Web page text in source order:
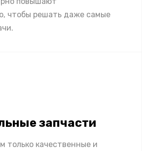
чтобы решать даже самые
запчасти
только качественные и